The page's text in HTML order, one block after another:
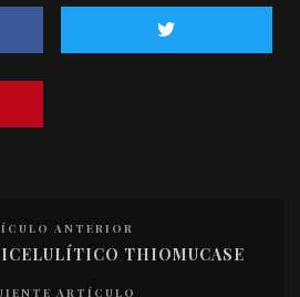
ANTERIOR
THIOMUCASE
ARTÍCULO